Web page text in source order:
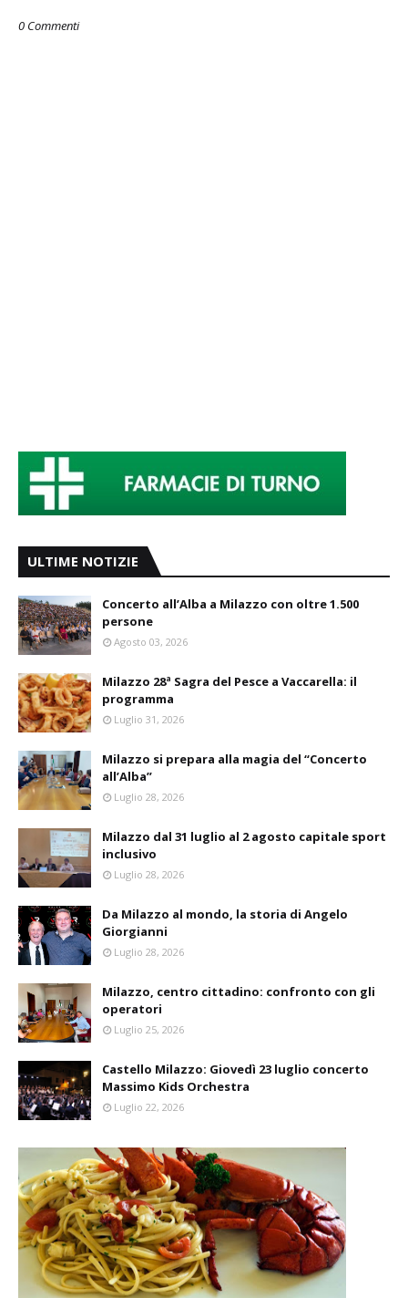
0 Commenti
ULTIME NOTIZIE
Concerto all’Alba a Milazzo con oltre 1.500
persone
Agosto 03, 2026
Milazzo 28ª Sagra del Pesce a Vaccarella: il
programma
Luglio 31, 2026
Milazzo si prepara alla magia del “Concerto
all’Alba”
Luglio 28, 2026
Milazzo dal 31 luglio al 2 agosto capitale sport
inclusivo
Luglio 28, 2026
Da Milazzo al mondo, la storia di Angelo
Giorgianni
Luglio 28, 2026
Milazzo, centro cittadino: confronto con gli
operatori
Luglio 25, 2026
Castello Milazzo: Giovedì 23 luglio concerto
Massimo Kids Orchestra
Luglio 22, 2026